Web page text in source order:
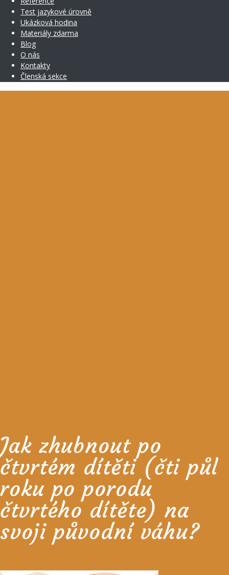
Test jazykové úrovně
Ukázková hodina
Materiály zdarma
Blog
O nás
Kontakty
Členská sekce
Jak zhubnout po
čtvrtém dítěti (čti půl
roku po porodu
čtvrtého dítěte) na
svoji původní váhu?